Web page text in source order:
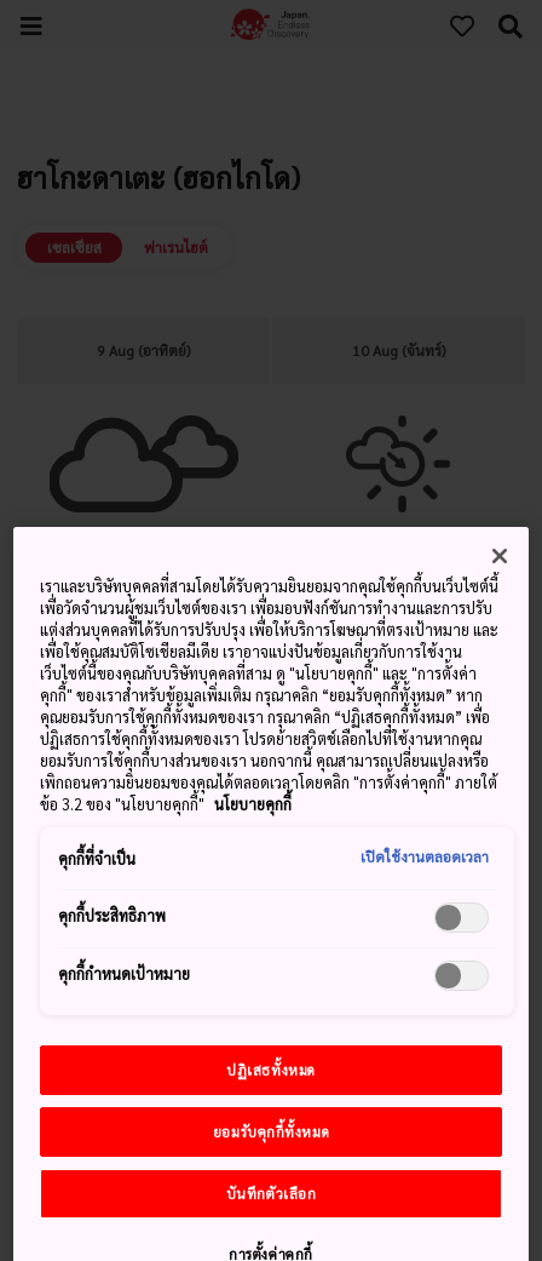
ฮาโกะดาเตะ (ฮอกไกโด)
เซลเซียส ฟาเรนไฮต์
9 Aug (อาทิตย์) 10 Aug (จันทร์)
อุณหภูมิ
สูงสุด
อุณหภูมิ
ต่ำสุด
หยาดน้ำฟ้า
อุณหภูมิ
สูงสุด
อุณหภูมิ
ต่ำสุด
หยาดน้ำฟ้า
25° 20° 30% 26° 20° 40%
อุณหภูมิ
สูงสุด
อุณหภูมิ
ต่ำสุด
หยาดน้ำฟ้า
10 Aug (จันทร์) 40%
11 Aug (อังคาร) 60%
13 Aug (พฤหัสบดี) 24° 22° 40%
14 Aug (ศุกร์) 25° 22° 30%
27°
เราและบริษัทบุคคลที่สามโดยได้รับความยินยอมจากคุณใช้คุกกี้บนเว็บไซต์นี้
เพื่อวัดจำนวนผู้ชมเว็บไซต์ของเรา เพื่อมอบฟังก์ชันการทำงานและการปรับ
แต่งส่วนบุคคลที่ได้รับการปรับปรุง เพื่อให้บริการโฆษณาที่ตรงเป้าหมาย และ
เพื่อใช้คุณสมบัติโซเชียลมีเดีย เราอาจแบ่งปันข้อมูลเกี่ยวกับการใช้งาน
เว็บไซต์นี้ของคุณกับบริษัทบุคคลที่สาม ดู "นโยบายคุกกี้" และ "การตั้งค่า
คุกกี้" ของเราสำหรับข้อมูลเพิ่มเติม กรุณาคลิก “ยอมรับคุกกี้ทั้งหมด” หาก
คุณยอมรับการใช้คุกกี้ทั้งหมดของเรา กรุณาคลิก “ปฏิเสธคุกกี้ทั้งหมด” เพื่อ
ปฏิเสธการใช้คุกกี้ทั้งหมดของเรา โปรดย้ายสวิตช์เลือกไปที่ใช้งานหากคุณ
ยอมรับการใช้คุกกี้บางส่วนของเรา นอกจากนี้ คุณสามารถเปลี่ยนแปลงหรือ
เพิกถอนความยินยอมของคุณได้ตลอดเวลาโดยคลิก "การตั้งค่าคุกกี้" ภายใต้
ข้อ 3.2 ของ "นโยบายคุกกี้" นโยบายคุกกี้
คุกกี้ที่จำเป็น เปิดใช้งานตลอดเวลา
คุกกี้ประสิทธิภาพ
คุกกี้กำหนดเป้าหมาย
ปฏิเสธทั้งหมด
ยอมรับคุกกี้ทั้งหมด
บันทึกตัวเลือก
การตั้งค่าคุกกี้